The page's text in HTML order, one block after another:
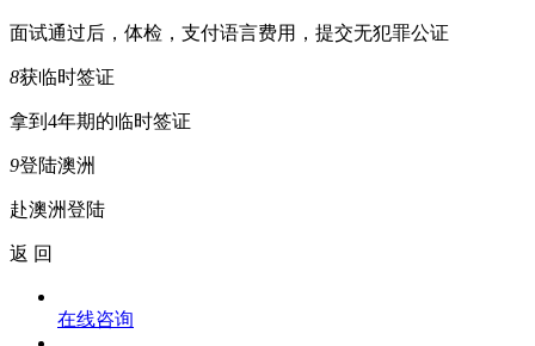
面试通过后，体检，支付语言费用，提交无犯罪公证
8获临时签证
拿到4年期的临时签证
9登陆澳洲
赴澳洲登陆
返 回
在线咨询